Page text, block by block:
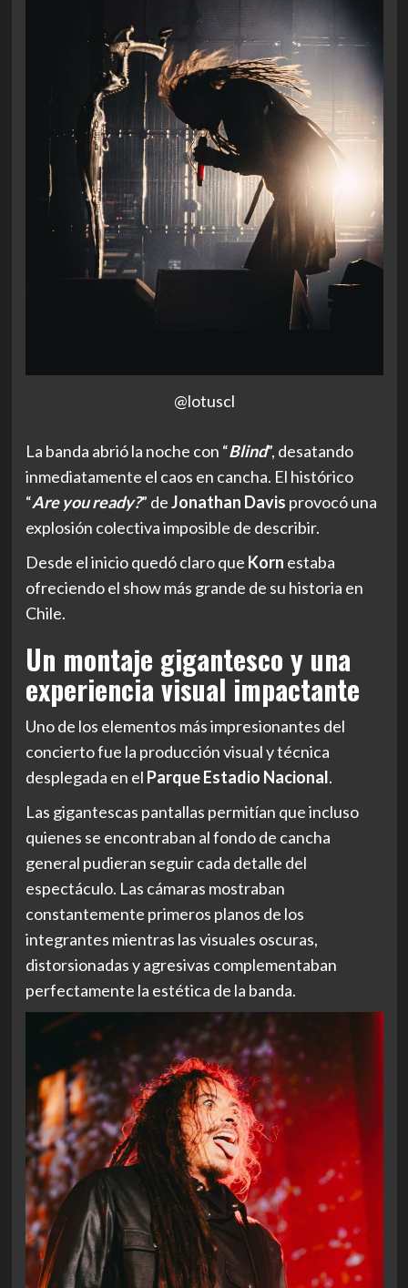
@lotuscl
La banda abrió la noche con “Blind”, desatando
inmediatamente el caos en cancha. El histórico
“Are you ready?” deJonathan Davis provocó una
explosión colectiva imposible de describir.
Desde el inicio quedó claro que Korn estaba
ofreciendo el show más grande de su historia en
Chile.
Un montaje gigantesco y una
experiencia visual impactante
Uno de los elementos más impresionantes del
concierto fue la producción visual y técnica
desplegada en el Parque Estadio Nacional.
Las gigantescas pantallas permitían que incluso
quienes se encontraban al fondo de cancha
general pudieran seguir cada detalle del
espectáculo. Las cámaras mostraban
constantemente primeros planos de los
integrantes mientras las visuales oscuras,
distorsionadas y agresivas complementaban
perfectamente la estética de la banda.